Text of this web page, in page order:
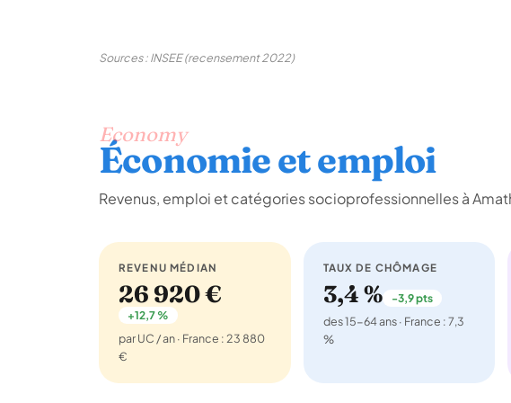
Sources : INSEE (recensement 2022)
Economy
Économie et emploi
Revenus, emploi et catégories socioprofessionnelles à
REVENU MÉDIAN
26 920 €
+12,7 %
par UC / an · France : 23 880
€
TAUX DE CHÔMAGE
3,4 % -3,9 pts
des 15-64 ans · France : 7,3
%